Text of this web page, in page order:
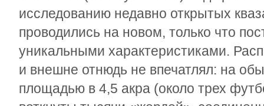
исследованию недавно открытых
проводились на новом, только что
уникальными характеристиками.
и внешне отнюдь не впечатлял: на
площадью в 4,5 акра (около трех